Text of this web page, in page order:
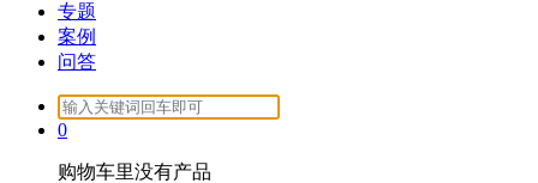
专题
案例
问答
Search
for:
0
购物车里没有产品